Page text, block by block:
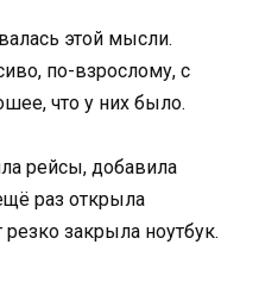
этой мысли.
по-взрослому, с
что у них было.
рейсы, добавила
раз открыла
закрыла ноутбук.